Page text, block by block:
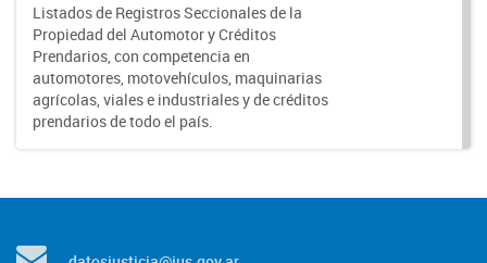
Listados de Registros Seccionales de la
Propiedad del Automotor y Créditos
Prendarios, con competencia en
automotores, motovehículos, maquinarias
agrícolas, viales e industriales y de créditos
prendarios de todo el país.